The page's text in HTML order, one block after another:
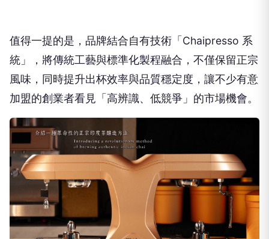
值得一提的是，品牌結合自有技術「Chaipresso 系
統」，將傳統工藝與標準化製程融合，不僅保留正宗
風味，同時提升出杯效率與品質穩定度，讓不少有意
加盟的創業者看見「高辨識、低競爭」的市場機會。